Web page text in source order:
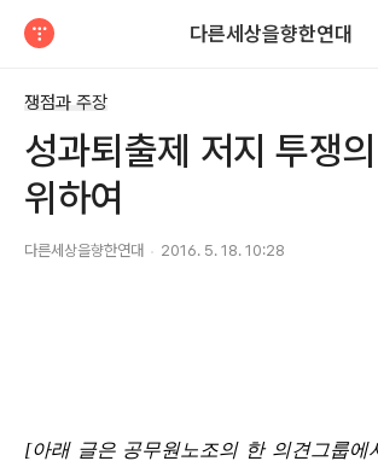
다른세상을향한연대
쟁점과 주장
성과퇴출제 저지 투쟁
위하여
다른세상을향한연대 2016. 5. 18. 10:28
[아래 글은 공무원노조의 한 의견그룹에